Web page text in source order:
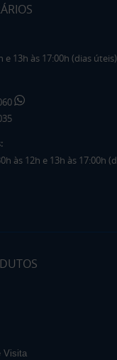
e 13h às 17:00h (dias
às 12h e 13h às 17:00h
Visita